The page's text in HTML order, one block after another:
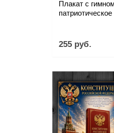
Плакат с
255 руб.